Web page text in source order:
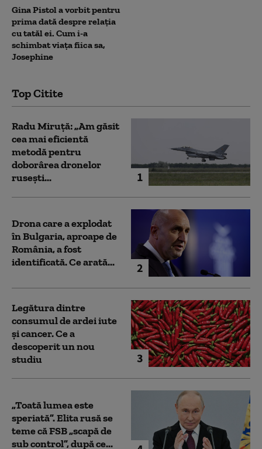
Gina Pistol a vorbit pentru
prima dată despre relația
cu tatăl ei. Cum i-a
schimbat viața fiica sa,
Josephine
Top Citite
1
Radu Miruță: „Am găsit
cea mai eficientă
metodă pentru
doborârea dronelor
rusești...
2
Drona care a explodat
în Bulgaria, aproape de
România, a fost
identificată. Ce arată...
3
Legătura dintre
consumul de ardei iute
și cancer. Ce a
descoperit un nou
studiu
„Toată lumea este
speriată”. Elita rusă se
teme că FSB „scapă de
sub control”, după ce...